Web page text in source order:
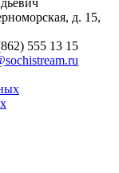
д. 15,
555 13 15